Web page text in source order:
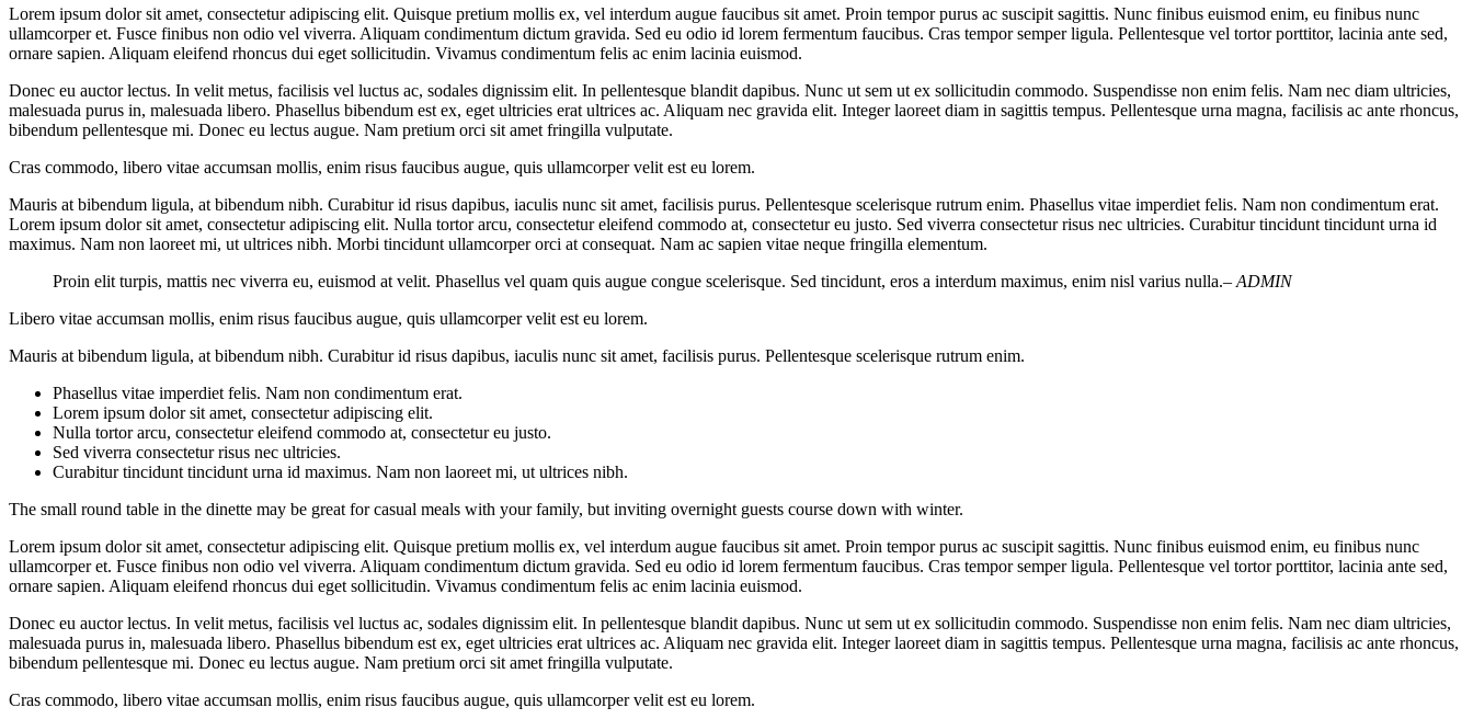
Lorem ipsum dolor sit amet, consectetur adipiscing elit. Quisque pretium mollis ex, vel interdum augue faucibus sit amet. Proin tempor purus ac suscipit sagittis. Nunc finibus euismod enim, eu finibus nunc
ullamcorper et. Fusce finibus non odio vel viverra. Aliquam condimentum dictum gravida. Sed eu odio id lorem fermentum faucibus. Cras tempor semper ligula. Pellentesque vel tortor porttitor, lacinia ante sed,
ornare sapien. Aliquam eleifend rhoncus dui eget sollicitudin. Vivamus condimentum felis ac enim lacinia euismod.
Donec eu auctor lectus. In velit metus, facilisis vel luctus ac, sodales dignissim elit. In pellentesque blandit dapibus. Nunc ut sem ut ex sollicitudin commodo. Suspendisse non enim felis. Nam nec diam ultricies,
malesuada purus in, malesuada libero. Phasellus bibendum est ex, eget ultricies erat ultrices ac. Aliquam nec gravida elit. Integer laoreet diam in sagittis tempus. Pellentesque urna magna, facilisis ac ante rhoncus,
bibendum pellentesque mi. Donec eu lectus augue. Nam pretium orci sit amet fringilla vulputate.
Cras commodo, libero vitae accumsan mollis, enim risus faucibus augue, quis ullamcorper velit est eu lorem.
Mauris at bibendum ligula, at bibendum nibh. Curabitur id risus dapibus, iaculis nunc sit amet, facilisis purus. Pellentesque scelerisque rutrum enim. Phasellus vitae imperdiet felis. Nam non condimentum erat.
Lorem ipsum dolor sit amet, consectetur adipiscing elit. Nulla tortor arcu, consectetur eleifend commodo at, consectetur eu justo. Sed viverra consectetur risus nec ultricies. Curabitur tincidunt tincidunt urna id
maximus. Nam non laoreet mi, ut ultrices nibh. Morbi tincidunt ullamcorper orci at consequat. Nam ac sapien vitae neque fringilla elementum.
Proin elit turpis, mattis nec viverra eu, euismod at velit. Phasellus vel quam quis augue congue scelerisque. Sed tincidunt, eros a interdum maximus, enim nisl varius nulla.– ADMIN
Libero vitae accumsan mollis, enim risus faucibus augue, quis ullamcorper velit est eu lorem.
Mauris at bibendum ligula, at bibendum nibh. Curabitur id risus dapibus, iaculis nunc sit amet, facilisis purus. Pellentesque scelerisque rutrum enim.
Phasellus vitae imperdiet felis. Nam non condimentum erat.
Lorem ipsum dolor sit amet, consectetur adipiscing elit.
Nulla tortor arcu, consectetur eleifend commodo at, consectetur eu justo.
Sed viverra consectetur risus nec ultricies.
Curabitur tincidunt tincidunt urna id maximus. Nam non laoreet mi, ut ultrices nibh.
The small round table in the dinette may be great for casual meals with your family, but inviting overnight guests course down with winter.
Lorem ipsum dolor sit amet, consectetur adipiscing elit. Quisque pretium mollis ex, vel interdum augue faucibus sit amet. Proin tempor purus ac suscipit sagittis. Nunc finibus euismod enim, eu finibus nunc
ullamcorper et. Fusce finibus non odio vel viverra. Aliquam condimentum dictum gravida. Sed eu odio id lorem fermentum faucibus. Cras tempor semper ligula. Pellentesque vel tortor porttitor, lacinia ante sed,
ornare sapien. Aliquam eleifend rhoncus dui eget sollicitudin. Vivamus condimentum felis ac enim lacinia euismod.
Donec eu auctor lectus. In velit metus, facilisis vel luctus ac, sodales dignissim elit. In pellentesque blandit dapibus. Nunc ut sem ut ex sollicitudin commodo. Suspendisse non enim felis. Nam nec diam ultricies,
malesuada purus in, malesuada libero. Phasellus bibendum est ex, eget ultricies erat ultrices ac. Aliquam nec gravida elit. Integer laoreet diam in sagittis tempus. Pellentesque urna magna, facilisis ac ante rhoncus,
bibendum pellentesque mi. Donec eu lectus augue. Nam pretium orci sit amet fringilla vulputate.
Cras commodo, libero vitae accumsan mollis, enim risus faucibus augue, quis ullamcorper velit est eu lorem.